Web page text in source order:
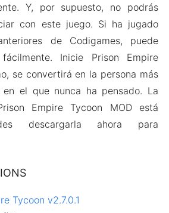
Y, por supuesto, no podrás
con este juego. Si ha jugado
de Codigames, puede
Inicie Prison Empire
se convertirá en la persona más
el que nunca ha pensado. La
Empire Tycoon MOD está
descargarla ahora para
Tycoon v2.7.0.1